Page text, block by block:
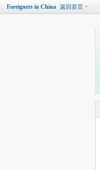
Foreigners in China 返回首页